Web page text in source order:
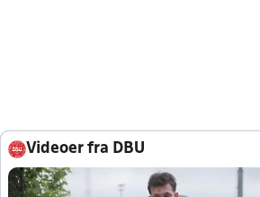
Videoer fra DBU